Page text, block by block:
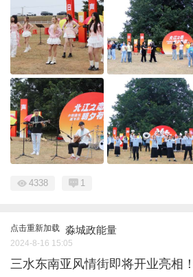
4338 1
点击重新加载 淼城政能量
2024-8-16 15:05
三水东南亚风情街即将开业亮相